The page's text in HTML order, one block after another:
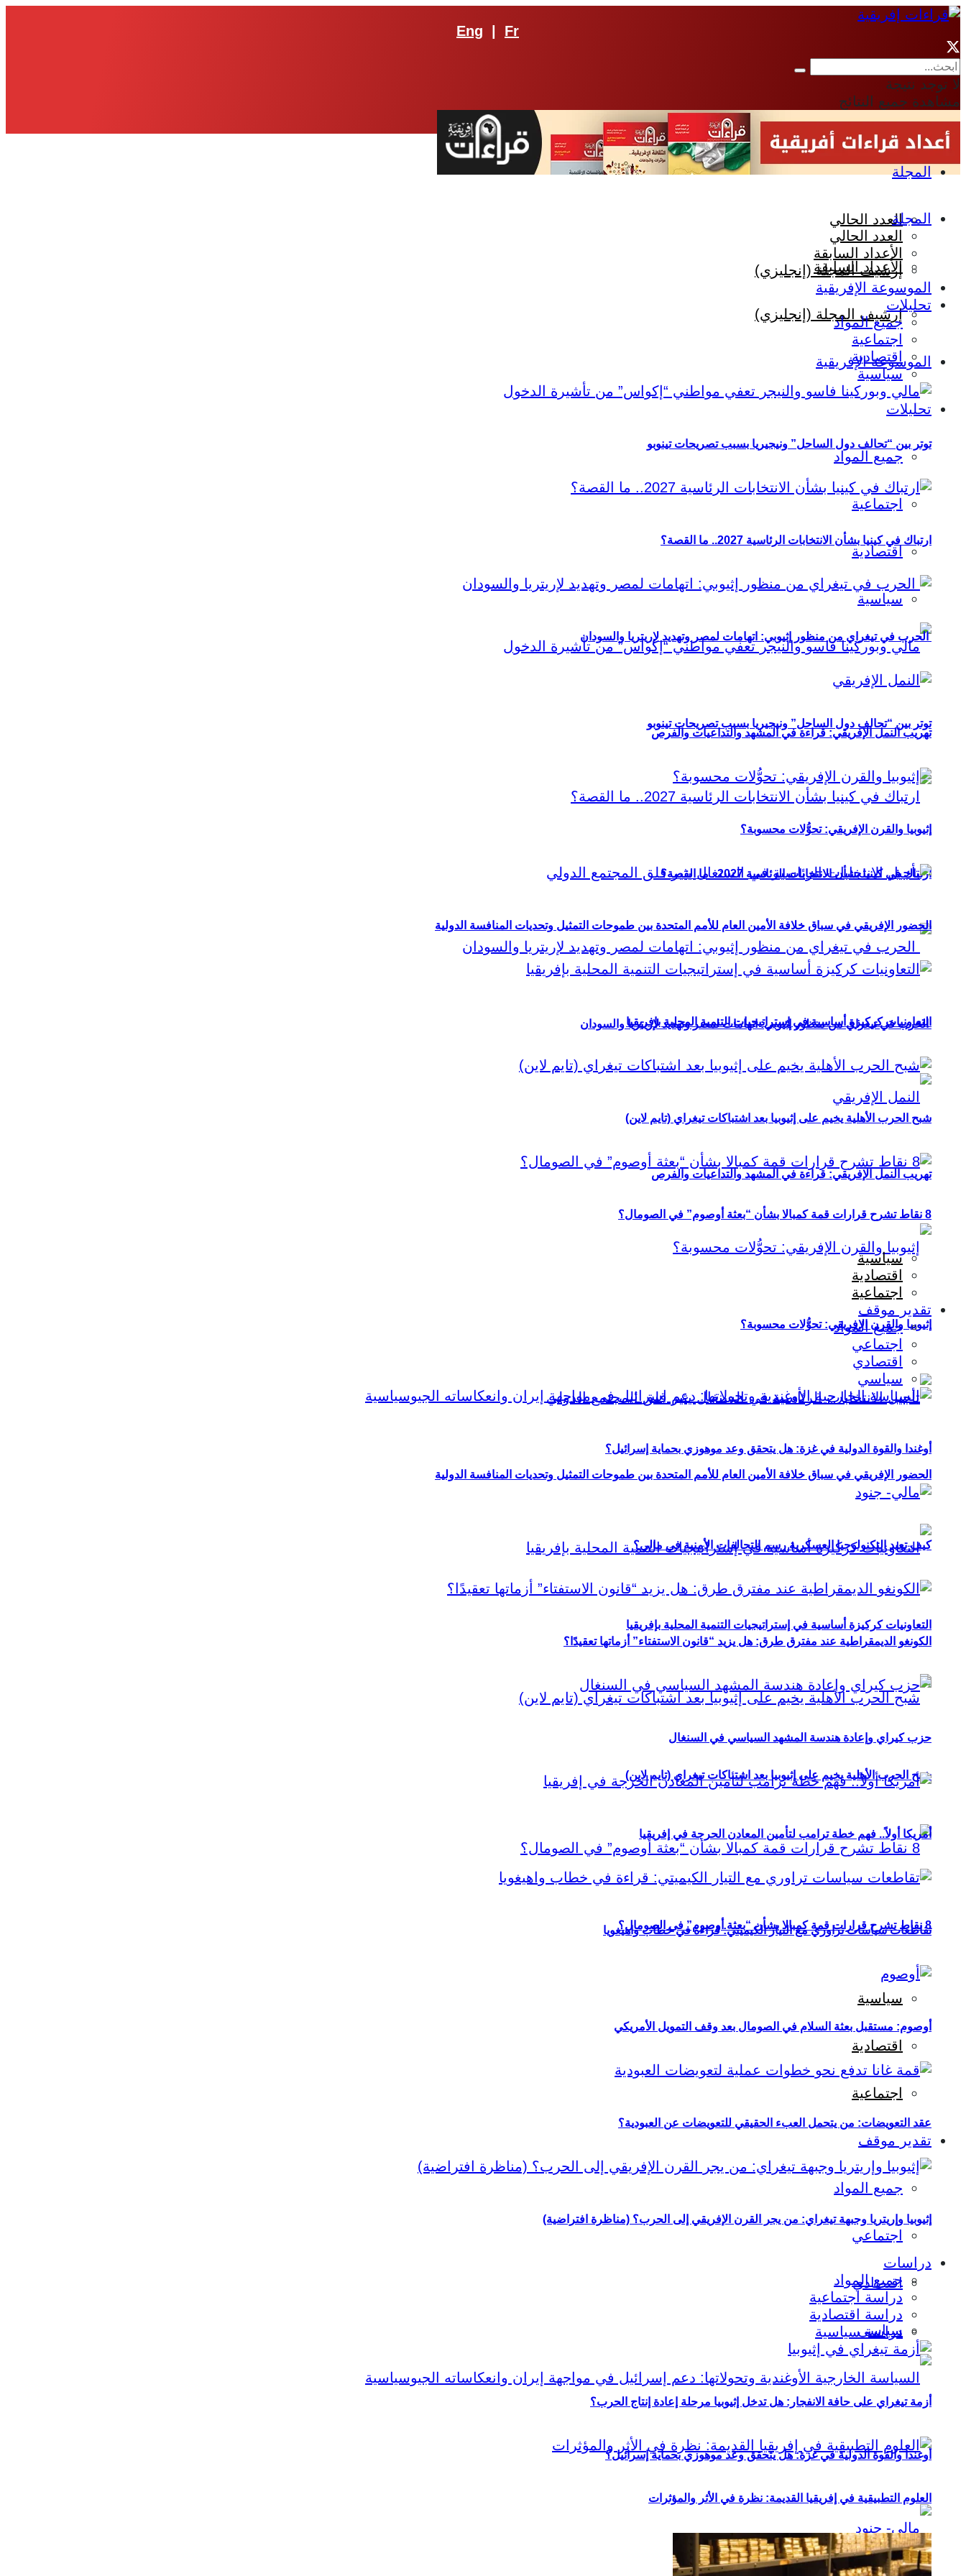
Eng Fr
لا توجد نتيجة
مشاهدة جميع النتائج
المجلة
العدد الحالي
الأعداد السابقة
إرشيف المجلة (إنجليزي)
الموسوعة الإفريقية
تحليلات
جميع المواد
اجتماعية
اقتصادية
سياسية
توتر بين “تحالف دول الساحل” ونيجيريا بسبب تصريحات تينوبو
ارتباك في كينيا بشأن الانتخابات الرئاسية 2027.. ما القصة؟
الحرب في تيغراي من منظور إثيوبي: اتهامات لمصر وتهديد لإريتريا والسودان
تهريب النمل الإفريقي: قراءة في المشهد والتداعيات والفرص
إثيوبيا والقرن الإفريقي: تحوُّلات محسوبة؟
الحضور الإفريقي في سباق خلافة الأمين العام للأمم المتحدة بين طموحات التمثيل وتحديات المنافسة الدولية
التعاونيات كركيزة أساسية في إستراتيجيات التنمية المحلية بإفريقيا
شبح الحرب الأهلية يخيم على إثيوبيا بعد اشتباكات تيغراي (تايم لاين)
8 نقاط تشرح قرارات قمة كمبالا بشأن “بعثة أوصوم” في الصومال؟
سياسية
اقتصادية
اجتماعية
تقدير موقف
جميع المواد
اجتماعي
اقتصادي
سياسي
أوغندا والقوة الدولية في غزة: هل يتحقق وعد موهوزي بحماية إسرائيل؟
المجلة
العدد الحالي
الأعداد السابقة
إرشيف المجلة (إنجليزي)
الموسوعة الإفريقية
تحليلات
جميع المواد
اجتماعية
اقتصادية
سياسية
توتر بين “تحالف دول الساحل” ونيجيريا بسبب تصريحات تينوبو
ارتباك في كينيا بشأن الانتخابات الرئاسية 2027.. ما القصة؟
الحرب في تيغراي من منظور إثيوبي: اتهامات لمصر وتهديد لإريتريا والسودان
تهريب النمل الإفريقي: قراءة في المشهد والتداعيات والفرص
إثيوبيا والقرن الإفريقي: تحوُّلات محسوبة؟
الحضور الإفريقي في سباق خلافة الأمين العام للأمم المتحدة بين طموحات التمثيل وتحديات المنافسة الدولية
التعاونيات كركيزة أساسية في إستراتيجيات التنمية المحلية بإفريقيا
شبح الحرب الأهلية يخيم على إثيوبيا بعد اشتباكات تيغراي (تايم لاين)
8 نقاط تشرح قرارات قمة كمبالا بشأن “بعثة أوصوم” في الصومال؟
سياسية
اقتصادية
اجتماعية
تقدير موقف
جميع المواد
اجتماعي
اقتصادي
سياسي
أوغندا والقوة الدولية في غزة: هل يتحقق وعد موهوزي بحماية إسرائيل؟
كيف تعيد التكنولوجيا العسكرية رسم التحالفات الأمنية في مالي؟
الكونغو الديمقراطية عند مفترق طرق: هل يزيد “قانون الاستفتاء” أزماتها تعقيدًا؟
حزب كيراي وإعادة هندسة المشهد السياسي في السنغال
أمريكا أولاً.. فهم خطة ترامب لتأمين المعادن الحرجة في إفريقيا
تقاطعات سياسات تراوري مع التيار الكيميتي: قراءة في خطاب واهيغويا
أوصوم: مستقبل بعثة السلام في الصومال بعد وقف التمويل الأمريكي
عقد التعويضات: من يتحمل العبء الحقيقي للتعويضات عن العبودية؟
إثيوبيا وإريتريا وجبهة تيغراي: من يجر القرن الإفريقي إلى الحرب؟ (مناظرة افتراضية)
دراسات
جميع المواد
دراسة اجتماعية
دراسة اقتصادية
دراسة سياسية
أزمة تيغراي على حافة الانفجار: هل تدخل إثيوبيا مرحلة إعادة إنتاج الحرب؟
العلوم التطبيقية في إفريقيا القديمة: نظرة في الأثر والمؤثرات